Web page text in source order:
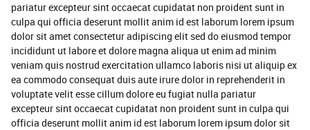
pariatur excepteur sint occaecat cupidatat non proident sunt in
culpa qui officia deserunt mollit anim id est laborum lorem ipsum
dolor sit amet consectetur adipiscing elit sed do eiusmod tempor
incididunt ut labore et dolore magna aliqua ut enim ad minim
veniam quis nostrud exercitation ullamco laboris nisi ut aliquip ex
ea commodo consequat duis aute irure dolor in reprehenderit in
voluptate velit esse cillum dolore eu fugiat nulla pariatur
excepteur sint occaecat cupidatat non proident sunt in culpa qui
officia deserunt mollit anim id est laborum lorem ipsum dolor sit